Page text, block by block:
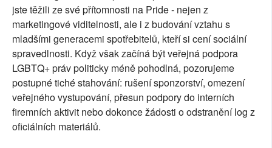
jste těžili ze své přítomnosti na Pride - nejen z
marketingové viditelnosti, ale i z budování vztahu s
mladšími generacemi spotřebitelů, kteří si cení sociální
spravedlnosti. Když však začíná být veřejná podpora
LGBTQ+ práv politicky méně pohodlná, pozorujeme
postupné tiché stahování: rušení sponzorství, omezení
veřejného vystupování, přesun podpory do interních
firemních aktivit nebo dokonce žádosti o odstranění log z
oficiálních materiálů.